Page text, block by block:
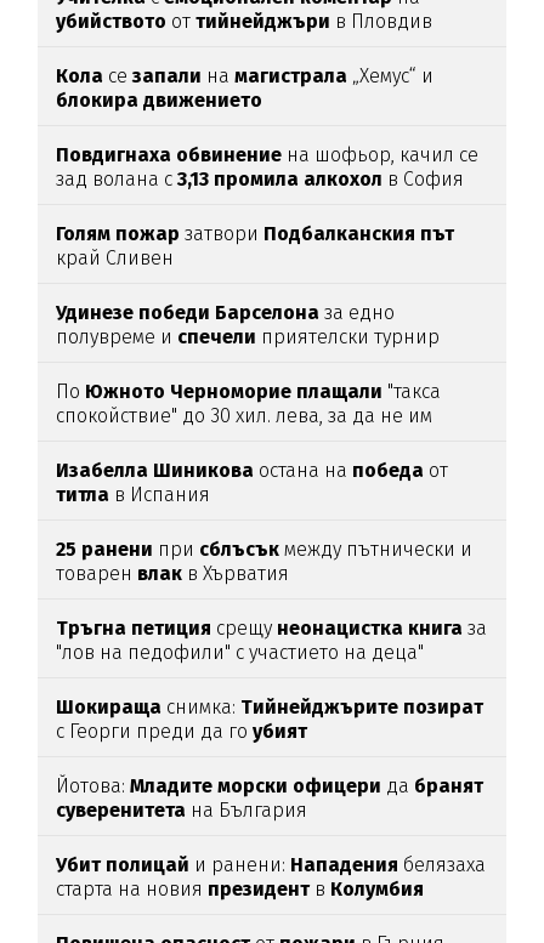
убийството оттийнейджъри в Пловдив
Кола сезапали намагистрала „Хемус“ и
блокира движението
Повдигнаха обвинение на шофьор, качил се
зад волана с3,13 промила алкохол в София
Голям пожар затвори Подбалканския път
край Сливен
Удинезе победи Барселона за едно
полувреме и спечели приятелски турнир
По Южното Черноморие плащали "такса
спокойствие" до 30 хил. лева, за да не им
Изабелла Шиникова остана на победа от
титла в Испания
25 ранени при сблъсък между пътнически и
товарен влак в Хърватия
Тръгна петиция срещу неонацистка книга за
"лов на педофили" с участието на деца"
Шокираща снимка: Тийнейджърите позират
с Георги преди да гоубият
Йотова:Младите морски офицери да бранят
суверенитета на България
Убит полицай и ранени: Нападения белязаха
старта на новия президентв Колумбия